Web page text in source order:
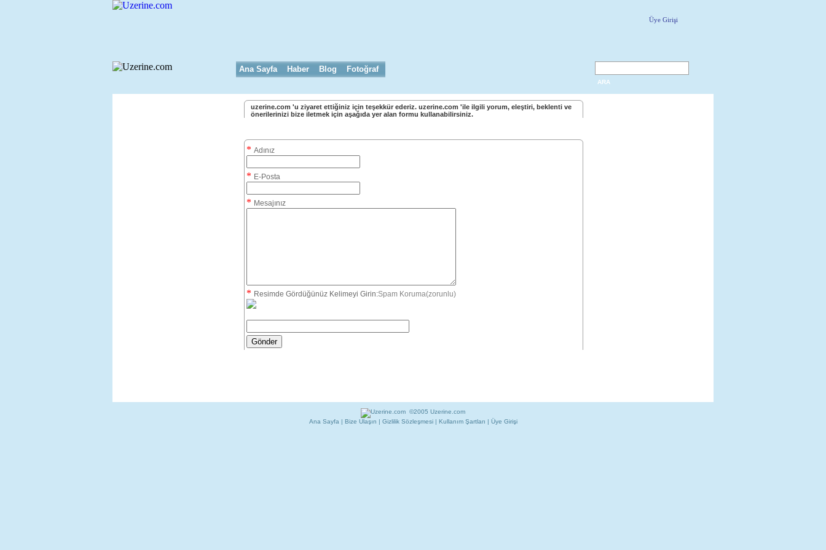
Üye Girişi
Ana Sayfa Haber Blog Fotoğraf
ARA
uzerine.com 'u ziyaret ettiğiniz için teşekkür ederiz. uzerine.com 'ile ilgili yorum, eleştiri, beklenti ve
önerilerinizi bize iletmek için aşağıda yer alan formu kullanabilirsiniz.
* Adınız
* E-Posta
* Mesajınız
* Resimde Gördüğünüz Kelimeyi Girin:Spam Koruma(zorunlu)
©2005 Uzerine.com
Ana Sayfa | Bize Ulaşın | Gizlilik Sözleşmesi| Kullanım Şartları | Üye Girişi